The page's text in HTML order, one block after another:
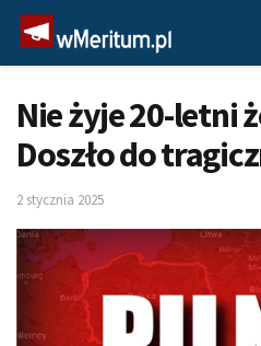
Nie żyje 20-letni
Doszło do
2 stycznia 2025